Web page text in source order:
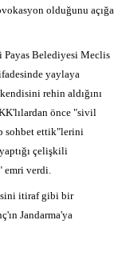
olduğunu açığa
Payas Belediyesi Meclis
yaylaya
rehin aldığını
önce "sivil
sohbet ettik"lerini
çelişkili
emri verdi.
itiraf gibi bir
Jandarma'ya